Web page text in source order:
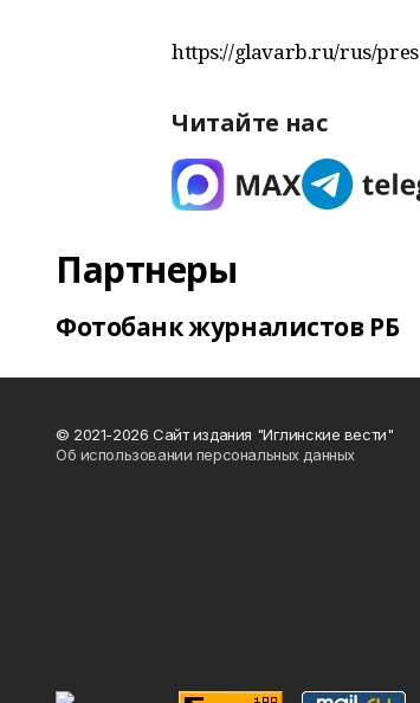
https://glavarb.ru/rus/
Читайте нас
Партнеры
Фотобанк журналистов РБ
© 2021-2026 Сайт издания "Иглинские вести"
Об использовании персональных данных